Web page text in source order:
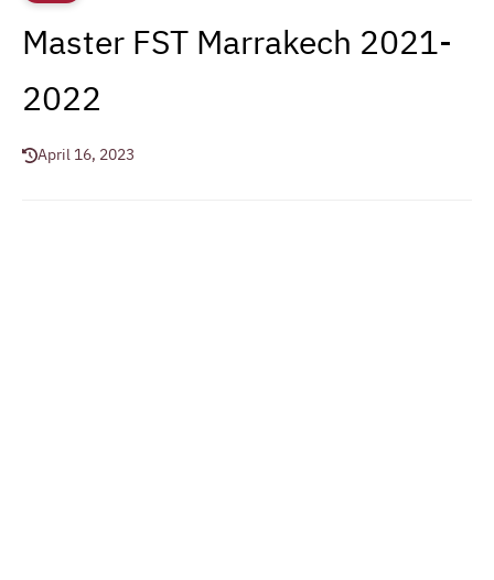
Master FST Marrakech 2021-
2022
April 16, 2023